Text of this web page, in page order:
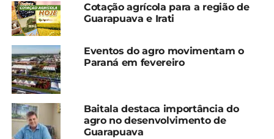
chuva durante toda a semana, com exceção de
terça-feira (16). A mínima prevista é de 19°C (na
terça-feira) e a máxima de 30°C (também na terça-
feira).
Compartilhe isso:
Facebook 18+
Cotação agrícola para a região de
Guarapuava e Irati
Eventos do agro movimentam o
Paraná em fevereiro
Baitala destaca importância do
agro no desenvolvimento de
Guarapuava